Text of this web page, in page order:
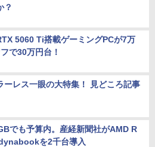
？
5060 Ti搭載ゲーミングPCが7万
で30万円台！
ーレス一眼の大特集！ 見どころ記事
でも予算内。産経新聞社がAMD R
を2千台導入